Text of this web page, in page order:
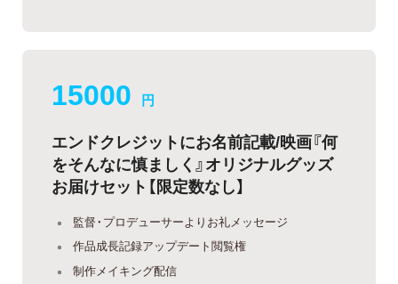
15000 円
エンドクレジットにお名前記載/映画『何
をそんなに慎ましく』オリジナルグッズ
お届けセット【限定数なし】
監督・プロデューサーよりお礼メッセージ
作品成長記録アップデート閲覧権
制作メイキング配信